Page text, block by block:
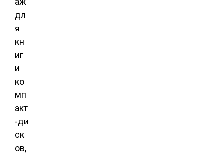
дл
я
кн
иг
и
ко
мп
акт
-ди
ск
ов,